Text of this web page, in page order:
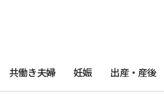
共働き夫婦 妊娠 出産・産後